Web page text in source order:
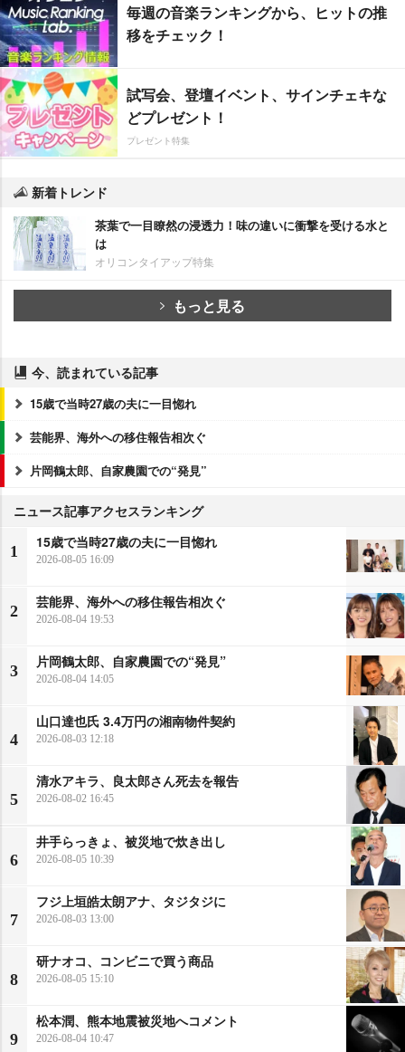
毎週の音楽ランキングから、ヒットの推
移をチェック！
試写会、登壇イベント、サインチェキな
どプレゼント！
プレゼント特集
新着トレンド
茶葉で一目瞭然の浸透力！味の違いに衝撃を受ける水と
は
オリコンタイアップ特集
もっと見る
今、読まれている記事
15歳で当時27歳の夫に一目惚れ
芸能界、海外への移住報告相次ぐ
片岡鶴太郎、自家農園での“発見”
ニュース記事アクセスランキング
1
15歳で当時27歳の夫に一目惚れ
2026-08-05 16:09
2
芸能界、海外への移住報告相次ぐ
2026-08-04 19:53
3
片岡鶴太郎、自家農園での“発見”
2026-08-04 14:05
4
山口達也氏 3.4万円の湘南物件契約
2026-08-03 12:18
5
清水アキラ、良太郎さん死去を報告
2026-08-02 16:45
6
井手らっきょ、被災地で炊き出し
2026-08-05 10:39
7
フジ上垣皓太朗アナ、タジタジに
2026-08-03 13:00
8
研ナオコ、コンビニで買う商品
2026-08-05 15:10
9
松本潤、熊本地震被災地へコメント
2026-08-04 10:47